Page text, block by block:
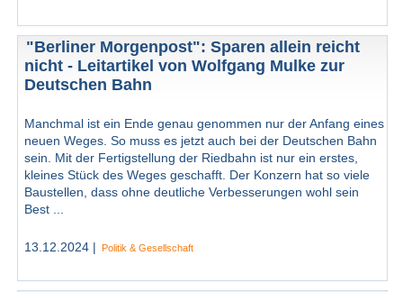
"Berliner Morgenpost": Sparen allein reicht
nicht - Leitartikel von Wolfgang Mulke zur
Deutschen Bahn
Manchmal ist ein Ende genau genommen nur der Anfang eines
neuen Weges. So muss es jetzt auch bei der Deutschen Bahn
sein. Mit der Fertigstellung der Riedbahn ist nur ein erstes,
kleines Stück des Weges geschafft. Der Konzern hat so viele
Baustellen, dass ohne deutliche Verbesserungen wohl sein
Best ...
13.12.2024 | Politik & Gesellschaft